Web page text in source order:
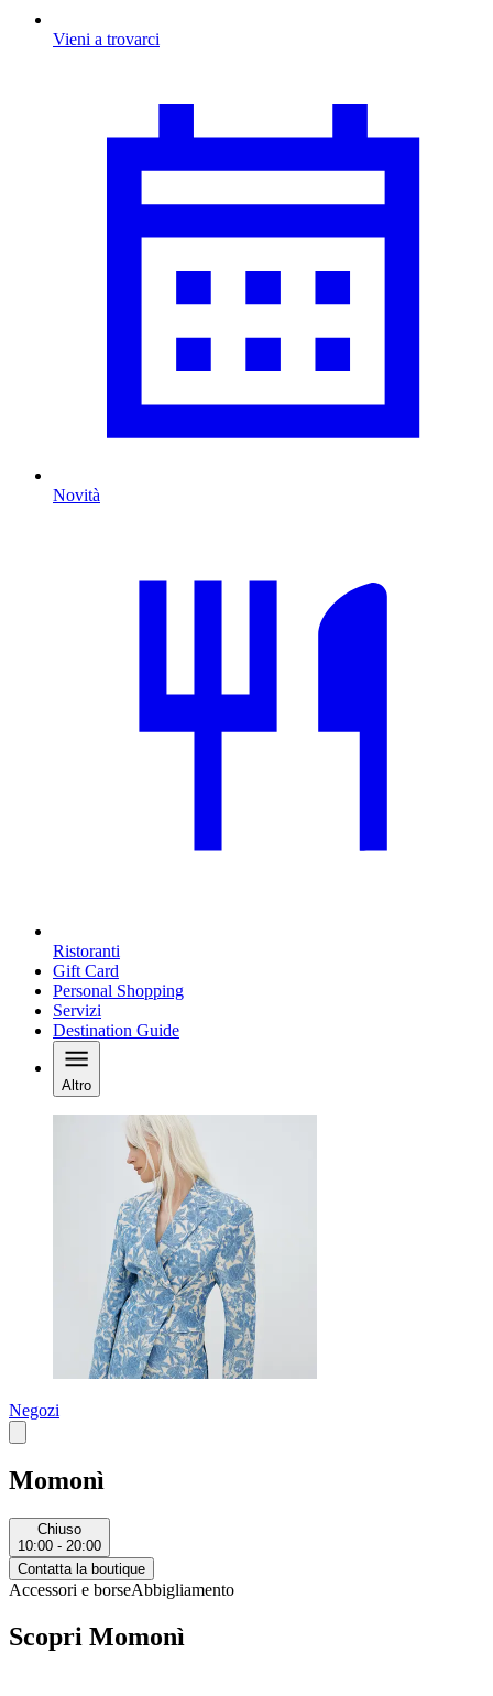
Vieni a trovarci
Novità
Ristoranti
Gift Card
Personal Shopping
Servizi
Destination Guide
Altro
Negozi
Momonì
Chiuso
10:00 - 20:00
Contatta la boutique
Accessori e borseAbbigliamento
Scopri Momonì